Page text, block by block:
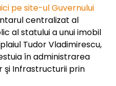
pe site-ul Guvernului
centralizat al
al statului a unui imobil
Tudor Vladimirescu,
în administrarea
şi Infrastructurii prin